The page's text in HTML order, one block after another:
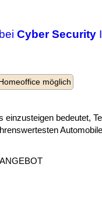
Cyber Security
möglich
einzusteigen bedeutet,